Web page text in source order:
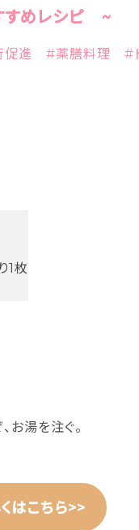
めレシピ ~
進 #薬膳料理 #ド
1枚
湯を注ぐ。
はこちら>>